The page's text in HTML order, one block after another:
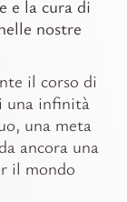
e la cura di
nostre
il corso di
una infinità
una meta
ancora una
il mondo